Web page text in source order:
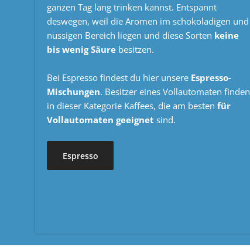
ganzen Tag lang trinken kannst. Entspannt
deswegen, weil die Aromen im schokoladigen und
nussigen Bereich liegen und diese Sorten keine
bis wenig Säure besitzen.
Bei Espresso findest du hier unsere Espresso-
Mischungen. Besitzer eines Vollautomaten finden
in dieser Kategorie Kaffees, die am besten für
Vollautomaten geeignet sind.
Espresso